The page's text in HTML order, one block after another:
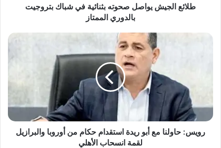
الممتازطلائع الجيش يواصل صحوته بثنائية في شباك بتروجيت
بالدوري الممتاز
رويس:
من
أوروبا
والبرازيل
رويس: حاولنا مع أبو ريدة استقدام حكام من أوروبا والبرازيل
لقمة انسحاب الأهلي